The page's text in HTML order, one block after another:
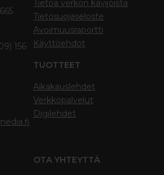
156
Tietoa verkon kävijöistä
Tietosuojaseloste
Avoimuusraportti
Käyttöehdot
TUOTTEET
Aikakauslehdet
Verkkopalvelut
Digilehdet
OTA YHTEYTTÄ